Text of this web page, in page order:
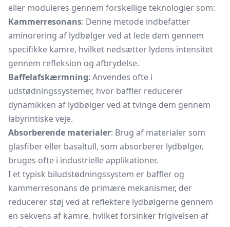
eller moduleres gennem forskellige teknologier som:
Kammerresonans: Denne metode indbefatter
aminorering af lydbølger ved at lede dem gennem
specifikke kamre, hvilket nedsætter lydens intensitet
gennem refleksion og afbrydelse.
Baffelafskærmning: Anvendes ofte i
udstødningssystemer, hvor baffler reducerer
dynamikken af lydbølger ved at tvinge dem gennem
labyrintiske veje.
Absorberende materialer: Brug af materialer som
glasfiber eller basaltull, som absorberer lydbølger,
bruges ofte i industrielle applikationer.
I et typisk biludstødningssystem er baffler og
kammerresonans de primære mekanismer, der
reducerer støj ved at reflektere lydbølgerne gennem
en sekvens af kamre, hvilket forsinker frigivelsen af